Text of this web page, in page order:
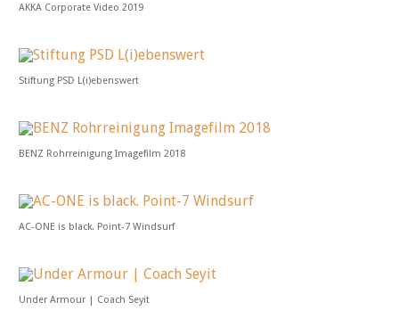
AKKA Corporate Video 2019
Stiftung PSD L(i)ebenswert
BENZ Rohrreinigung Imagefilm 2018
AC-ONE is black. Point-7 Windsurf
Under Armour | Coach Seyit